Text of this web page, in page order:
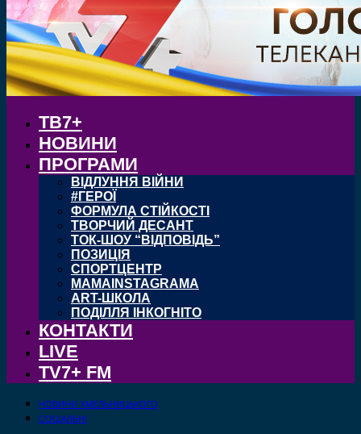
ТВ7+
НОВИНИ
ПРОГРАМИ
ВІДЛУННЯ ВІЙНИ
#ГЕРОЇ
ФОРМУЛА СТІЙКОСТІ
ТВОРЧИЙ ДЕСАНТ
ТОК-ШОУ “ВІДПОВІДЬ”
ПОЗИЦІЯ
СПОРТЦЕНТР
MAMAINSTAGRAMA
ART-ШКОЛА
ПОДІЛЛЯ ІНКОГНІТО
КОНТАКТИ
LIVE
TV7+ FM
НОВИНИ ХМЕЛЬНИЦЬКОГО
СОЦІАЛЬНІ